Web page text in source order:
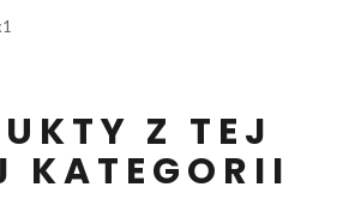
Z TEJ
KATEGORII